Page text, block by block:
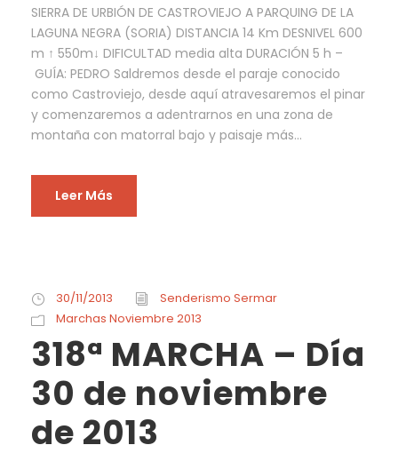
SIERRA DE URBIÓN DE CASTROVIEJO A PARQUING DE LA
LAGUNA NEGRA (SORIA) DISTANCIA 14 Km DESNIVEL 600
m ↑ 550m↓ DIFICULTAD media alta DURACIÓN 5 h –
GUÍA: PEDRO Saldremos desde el paraje conocido
como Castroviejo, desde aquí atravesaremos el pinar
y comenzaremos a adentrarnos en una zona de
montaña con matorral bajo y paisaje más...
Leer Más
30/11/2013
Senderismo Sermar
Marchas Noviembre 2013
318ª MARCHA – Día
30 de noviembre
de 2013